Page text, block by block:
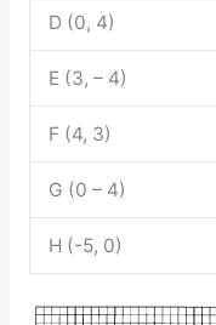
D (0, 4)
E (3, – 4)
F (4, 3)
G (0 – 4)
H (-5, 0)